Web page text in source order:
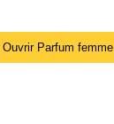
Ouvrir Parfum femme